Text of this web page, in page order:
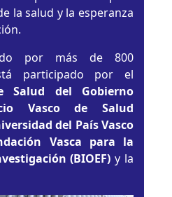
la salud y la esperanza
por más de 800
participado por el
Salud del Gobierno
Vasco de Salud
del País Vasco
Vasca para la
(BIOEF) y la